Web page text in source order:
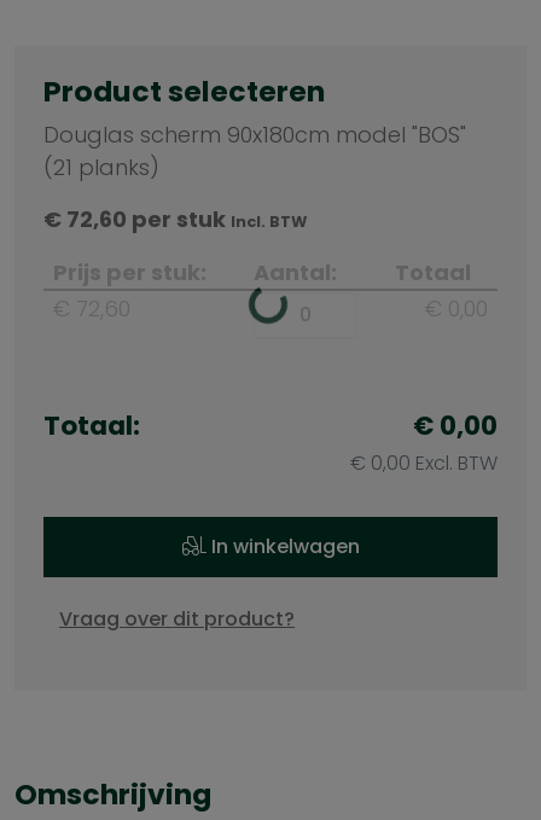
Product selecteren
Douglas scherm 90x180cm model "BOS"
(21 planks)
€ 72,60 per stuk Incl. BTW
Prijs per stuk: Aantal:
Totaal
€ 72,60
€ 0,00
Totaal: € 0,00
€ 0,00 Excl. BTW
In winkelwagen
Vraag over dit product?
Omschrijving